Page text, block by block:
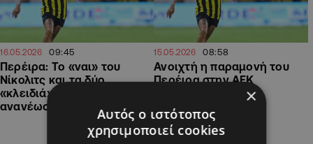
16.05.2026 09:45
Περέιρα: Το «ναι» του
Νίκολιτς και τα δύο
«κλειδιά» για την
ανανέωση
15.05.2026 08:58
Ανοιχτή η παραμονή του
Περέιρα στην ΑΕΚ
×
Αυτός ο ιστότοπος
χρησιμοποιεί cookies